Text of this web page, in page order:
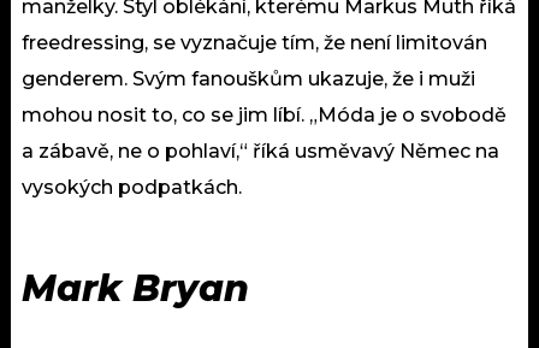
manželky. Styl oblékání, kterému Markus Muth říká
freedressing, se vyznačuje tím, že není limitován
genderem. Svým fanouškům ukazuje, že i muži
mohou nosit to, co se jim líbí. „Móda je o svobodě
a zábavě, ne o pohlaví,“ říká usměvavý Němec na
vysokých podpatkách.
Mark Bryan